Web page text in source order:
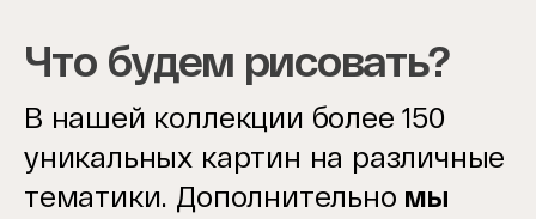
Что будем рисовать?
В нашей коллекции более 150
уникальных картин на различные
тематики. Дополнительно мы